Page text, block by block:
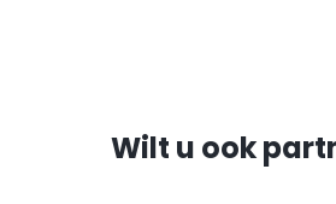
Wilt u ook